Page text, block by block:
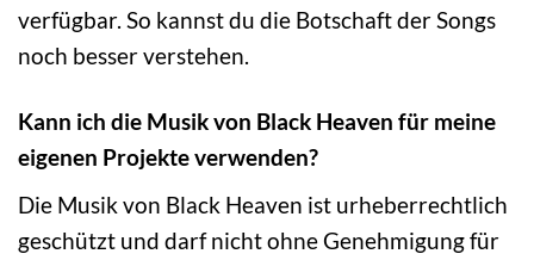
verfügbar. So kannst du die Botschaft der Songs
noch besser verstehen.
Kann ich die Musik von Black Heaven für meine
eigenen Projekte verwenden?
Die Musik von Black Heaven ist urheberrechtlich
geschützt und darf nicht ohne Genehmigung für